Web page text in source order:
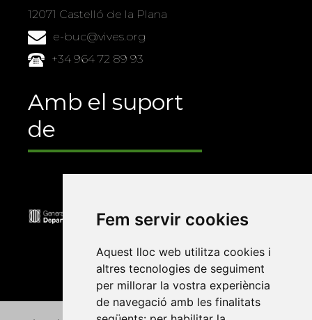
Fem servir cookies
Aquest lloc web utilitza cookies i
altres tecnologies de seguiment
per millorar la vostra experiència
de navegació amb les finalitats
12071 Castelló de la Plana
e-buc@vives.org
+34 964 72 89 93
Amb el suport
de